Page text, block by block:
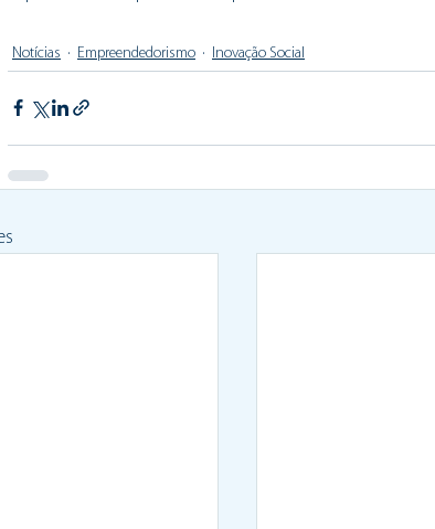
Notícias Empreendedorismo Inovação Social